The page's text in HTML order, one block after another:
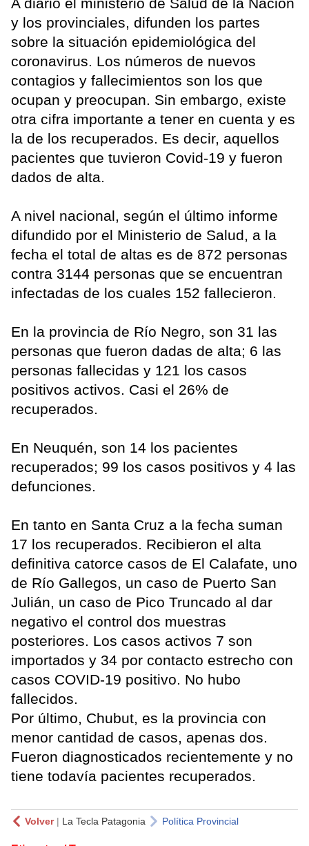
A diario el ministerio de Salud de la Nación
y los provinciales, difunden los partes
sobre la situación epidemiológica del
coronavirus. Los números de nuevos
contagios y fallecimientos son los que
ocupan y preocupan. Sin embargo, existe
otra cifra importante a tener en cuenta y es
la de los recuperados. Es decir, aquellos
pacientes que tuvieron Covid-19 y fueron
dados de alta.
A nivel nacional, según el último informe
difundido por el Ministerio de Salud, a la
fecha el total de altas es de 872 personas
contra 3144 personas que se encuentran
infectadas de los cuales 152 fallecieron.
En la provincia de Río Negro, son 31 las
personas que fueron dadas de alta; 6 las
personas fallecidas y 121 los casos
positivos activos. Casi el 26% de
recuperados.
En Neuquén, son 14 los pacientes
recuperados; 99 los casos positivos y 4 las
defunciones.
En tanto en Santa Cruz a la fecha suman
17 los recuperados. Recibieron el alta
definitiva catorce casos de El Calafate, uno
de Río Gallegos, un caso de Puerto San
Julián, un caso de Pico Truncado al dar
negativo el control dos muestras
posteriores. Los casos activos 7 son
importados y 34 por contacto estrecho con
casos COVID-19 positivo. No hubo
fallecidos.
Por último, Chubut, es la provincia con
menor cantidad de casos, apenas dos.
Fueron diagnosticados recientemente y no
tiene todavía pacientes recuperados.
Volver| La Tecla Patagonia Política Provincial